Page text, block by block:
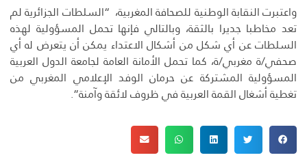
واعتبرت النقابة الوطنية للصحافة المغربية، “السلطات الجزائرية لم
تعد مخاطبا جديرا بالثقة، وبالتالي فإنها تحمل المسؤولية لهذه
السلطات عن أي شكل من أشكال الاعتداء يمكن أن يتعرض له أي
صحفي/ة مغربي/ة، كما تحمل الأمانة العامة لجامعة الدول العربية
المسؤولية المشتركة عن حرمان الوفد الإعلامي المغربي من
تغطية أشغال القمة العربية في ظروف لائقة وآمنة”.